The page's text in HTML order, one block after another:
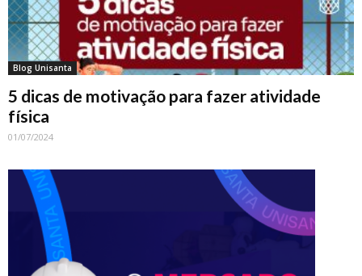
Blog Unisanta
5 dicas de motivação para fazer atividade
física
01/07/2024